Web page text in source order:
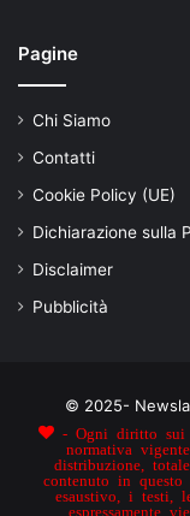
Pagine
Chi Siamo
Contatti
Cookie Policy (UE)
Dichiarazione sulla
Disclaimer
Pubblicità
© 2025-
- Ogni diritto sui
normativa
distribuzione,
contenuto in
esaustivo, i testi,
espressamente